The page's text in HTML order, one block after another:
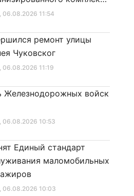
, 06.08.2026 11:54на поверхность
, 06.08.2026 11:19
ремонт улицы
Чуковског
, 06.08.2026 10:53
Железнодорожных войск
, 06.08.2026 10:03
Единый стандарт
маломобильных